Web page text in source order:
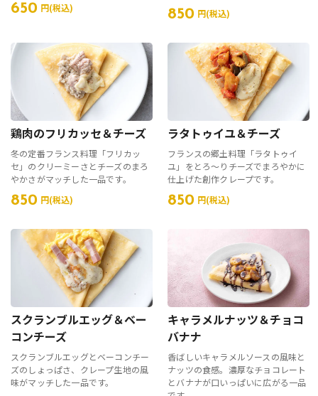
650 円(税込) 850 円(税込)
鶏肉のフリカッセ＆チーズ
冬の定番フランス料理「フリカッ
セ」のクリーミーさとチーズのまろ
やかさがマッチした一品です。
850 円(税込)
ラタトゥイユ＆チーズ
フランスの郷土料理「ラタトゥイ
ユ」をとろ～りチーズでまろやかに
仕上げた創作クレープです。
850 円(税込)
スクランブルエッグ＆ベー
コンチーズ
スクランブルエッグとベーコンチー
ズのしょっぱさ、クレープ生地の風
味がマッチした一品です。
キャラメルナッツ＆チョコ
バナナ
香ばしいキャラメルソースの風味と
ナッツの食感。濃厚なチョコレート
とバナナが口いっぱいに広がる一品